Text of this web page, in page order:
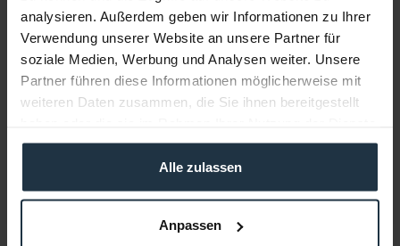
analysieren. Außerdem geben wir Informationen zu Ihrer
Verwendung unserer Website an unsere Partner für
soziale Medien, Werbung und Analysen weiter. Unsere
Partner führen diese Informationen möglicherweise mit
weiteren Daten zusammen, die Sie ihnen bereitgestellt
gesammelt haben.
Alle zulassen
Anpassen
Infos zu Hersteller & Produktsicherheit
Folgende Infos zum Hersteller sind verfübar......mehr
Weitere Artikel von Blackmagic Design ansehen